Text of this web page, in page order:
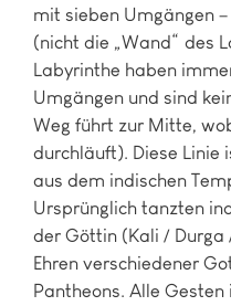
mit sieben Umgängen
(nicht die „Wand“ des
Labyrinthe haben
Umgängen und sind
Weg führt zur Mitte,
durchläuft). Diese
aus dem indischen
Ursprünglich tanzten
der Göttin (Kali /
Ehren verschiedener
Pantheons. Alle